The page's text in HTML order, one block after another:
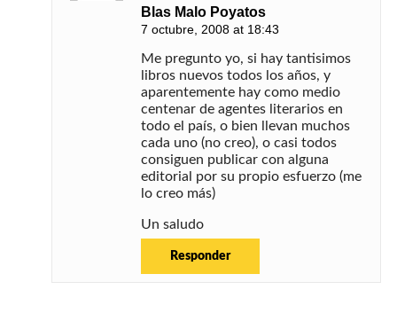
Blas Malo Poyatos
7 octubre, 2008 at 18:43
Me pregunto yo, si hay tantisimos
libros nuevos todos los años, y
aparentemente hay como medio
centenar de agentes literarios en
todo el país, o bien llevan muchos
cada uno (no creo), o casi todos
consiguen publicar con alguna
editorial por su propio esfuerzo (me
lo creo más)
Un saludo
Responder